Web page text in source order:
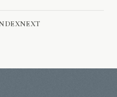
NEXT